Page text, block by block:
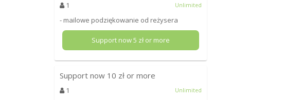
1 Unlimited
- mailowe podziękowanie od reżysera
Support now5 zł or more
Support now 10 zł or more
1 Unlimited